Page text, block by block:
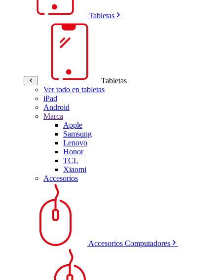
Tabletas
Tabletas
Ver todo en tabletas
iPad
Android
Marca
Apple
Samsung
Lenovo
Honor
TCL
Xiaomi
Accesorios
Accesorios Computadores